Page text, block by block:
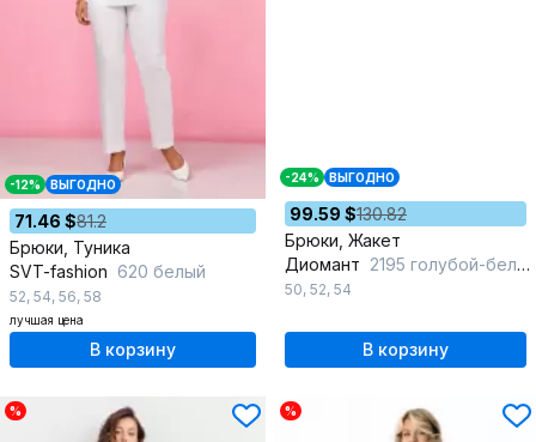
-12% ВЫГОДНО
71.46 $81.2
Брюки, Туника
SVT-fashion 620 белый
52, 54, 56, 58
лучшая цена
В корзину
-24% ВЫГОДНО
99.59 $130.82
Брюки, Жакет
Диомант 2195 голубой-белый
50, 52, 54
В корзину
% %